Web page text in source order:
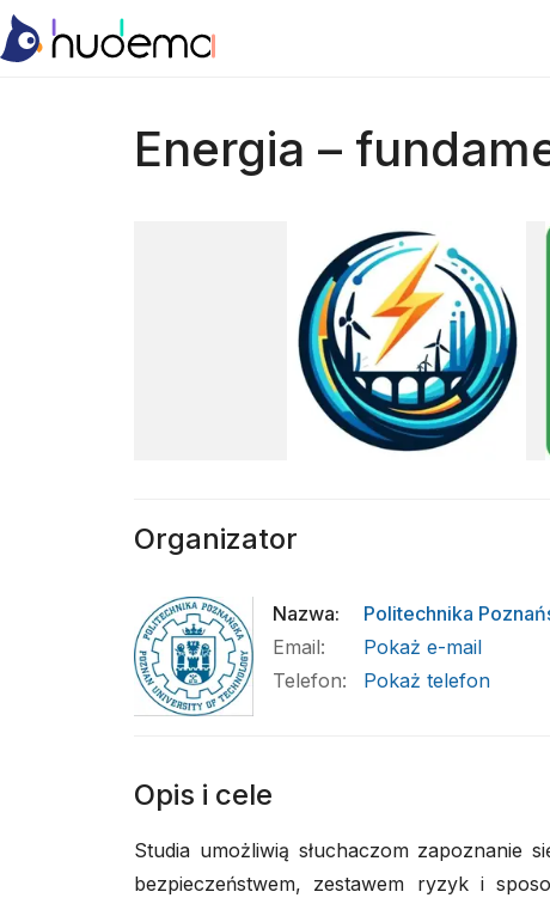
Energia –
Organizator
Nazwa:
Politechnika
Email:
Pokaż e-mail
Telefon: Pokaż telefon
Opis i cele
Studia umożliwią słuchaczom zapoznanie
bezpieczeństwem, zestawem ryzyk i